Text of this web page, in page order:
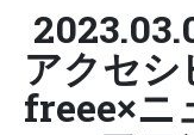
アクセ
freee×ニ